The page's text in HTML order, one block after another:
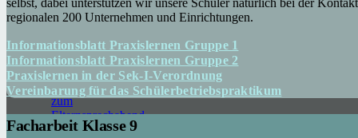
selbst, dabei unterstützen wir unsere Schüler natürlich bei der
regionalen 200 Unternehmen und Einrichtungen.
Informationsblatt Praxislernen Gruppe 1
Informationsblatt Praxislernen Gruppe 2
Praxislernen in der Sek-I-Verordnung
Vereinbarung für das Schülerbetriebspraktikum
Facharbeit Klasse 9
Unterricht
Witterung
21. Juni
2026
Einladung
zum
Elternsprechabend
26. Mai